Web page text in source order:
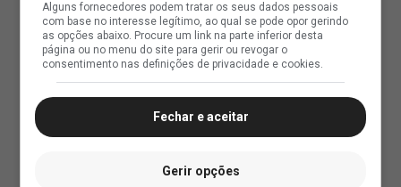
Alguns fornecedores podem tratar os seus dados pessoais
com base no interesse legítimo, ao qual se pode opor gerindo
as opções abaixo. Procure um link na parte inferior desta
página ou no menu do site para gerir ou revogar o
consentimento nas definições de privacidade e cookies.
Fechar e aceitar
Gerir opções